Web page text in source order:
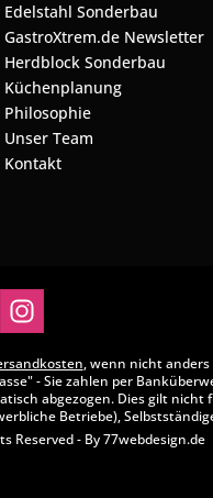
Edelstahl Sonderbau
GastroXtrem.de Newsletter
Herdblock Sonderbau
Küchenplanung
Philosophie
Unser Team
Kontakt
, wenn nicht
- Sie zahlen per
abgezogen. Dies gilt nicht
Betriebe),
Reserved - By77webdesign.de